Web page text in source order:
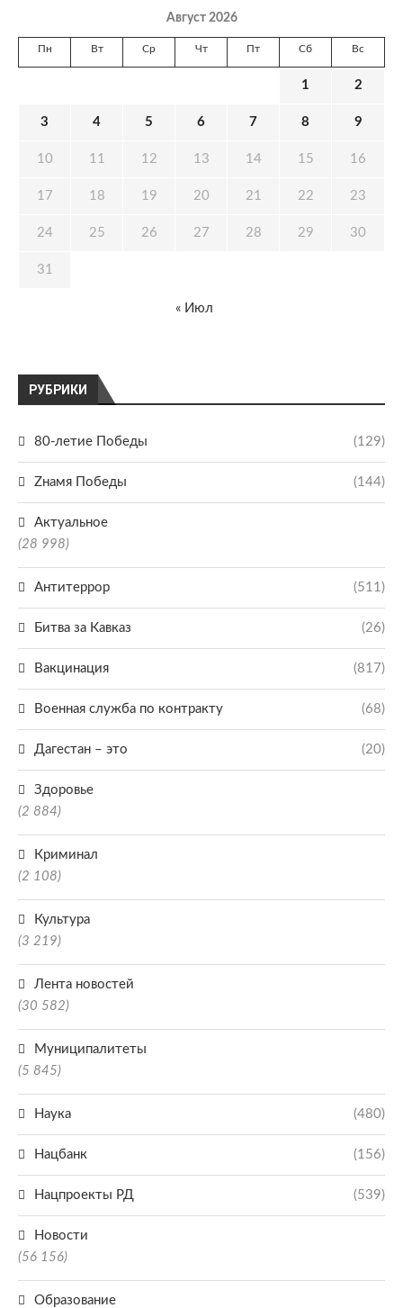
РУБРИКИ
80-летие Победы (129)
Zнамя Победы (144)
Актуальное
(28 998)
Антитеррор (511)
Битва за Кавказ (26)
Вакцинация (817)
Военная служба по контракту (68)
Дагестан – это (20)
Здоровье
(2 884)
Криминал
(2 108)
Культура
(3 219)
Лента новостей
(30 582)
Муниципалитеты
(5 845)
Наука (480)
Нацбанк (156)
Нацпроекты РД (539)
Новости
(56 156)
Образование
Август 2026
Пн Вт Ср Чт Пт Сб Вс
1 2
3 4 5 6 7 8 9
10 11 12 13 14 15 16
17 18 19 20 21 22 23
24 25 26 27 28 29 30
31
« Июл